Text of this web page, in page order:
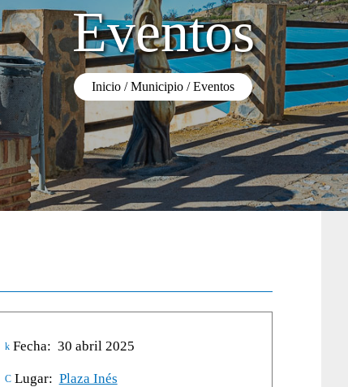
Eventos
Inicio Municipio Eventos
Fecha: 30 abril 2025
Lugar: Plaza Inés